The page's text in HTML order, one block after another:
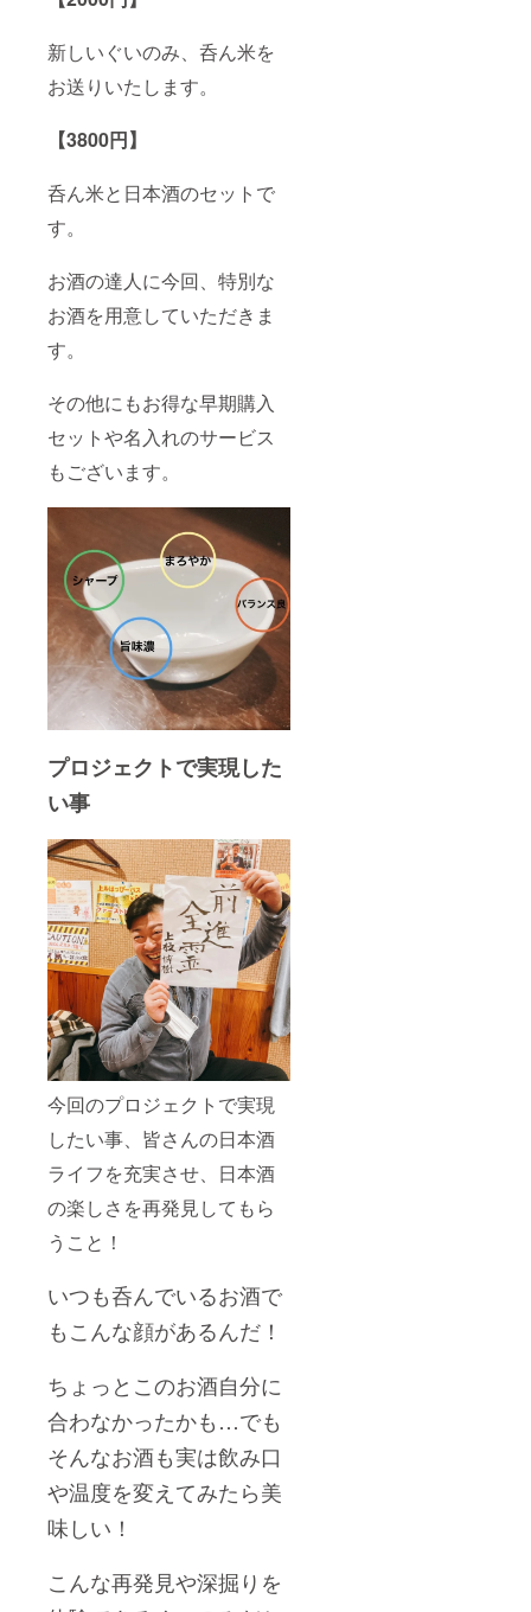
新しいぐいのみ、呑ん米を
お送りいたします。
【3800円】
呑ん米と日本酒のセットで
す。
お酒の達人に今回、特別な
お酒を用意していただきま
す。
その他にもお得な早期購入
セットや名入れのサービス
もございます。
プロジェクトで実現した
い事
今回のプロジェクトで実現
したい事、皆さんの日本酒
ライフを充実させ、日本酒
の楽しさを再発見してもら
うこと！
いつも呑んでいるお酒で
もこんな顔があるんだ！
ちょっとこのお酒自分に
合わなかったかも…でも
そんなお酒も実は飲み口
や温度を変えてみたら美
味しい！
こんな再発見や深掘りを